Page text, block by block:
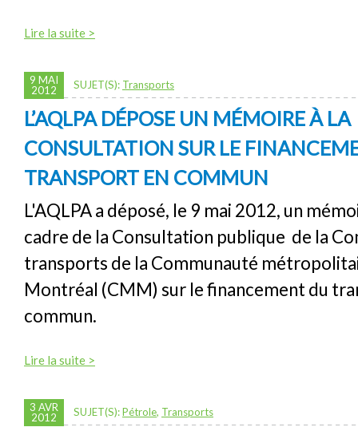
Lire la suite >
9 MAI
2012
SUJET(S): Transports
L’AQLPA DÉPOSE UN MÉMOIRE À LA
CONSULTATION SUR LE
TRANSPORT EN COMMUN
L'AQLPA a déposé, le 9 mai 2012, un
cadre de la Consultation publique de la
transports de la Communauté
Montréal (CMM) sur le financement du
commun.
Lire la suite >
3 AVR
2012
SUJET(S):Pétrole, Transports